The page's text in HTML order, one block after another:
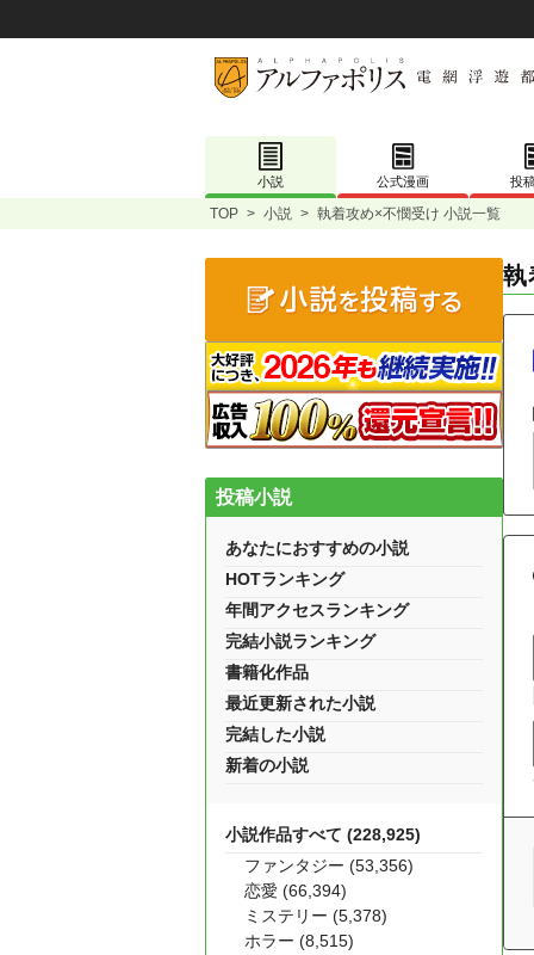
小説 公式漫画 投
TOP > 小説 > 執着攻め×不憫受け 小説一覧
執
投稿小説
あなたにおすすめの小説
HOTランキング
年間アクセスランキング
完結小説ランキング
書籍化作品
最近更新された小説
完結した小説
新着の小説
小説作品すべて (228,925)
ファンタジー (53,356)
恋愛 (66,394)
ミステリー (5,378)
ホラー (8,515)